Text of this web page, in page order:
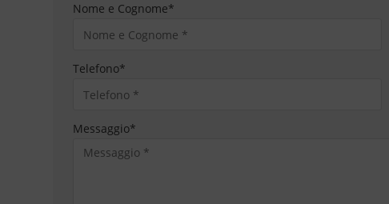
Nome e Cognome*
Telefono*
Messaggio*